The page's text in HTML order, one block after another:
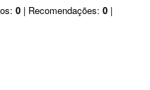
0 | Recomendações: 0 |